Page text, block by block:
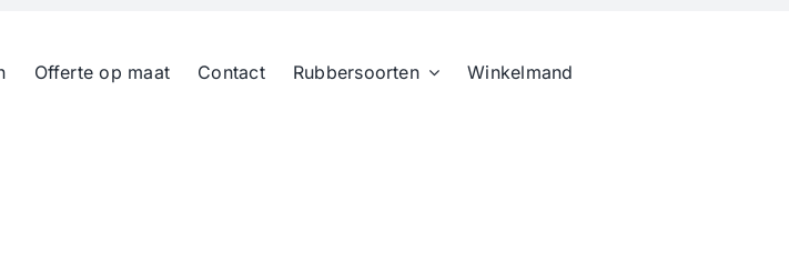
Offerte op maat Contact Rubbersoorten Winkelmand